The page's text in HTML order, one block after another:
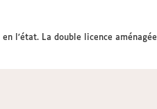
l’état. La double licence aménagée